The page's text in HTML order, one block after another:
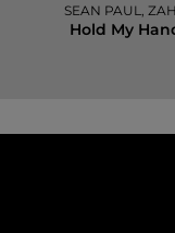
SEAN PAUL,
Hold My